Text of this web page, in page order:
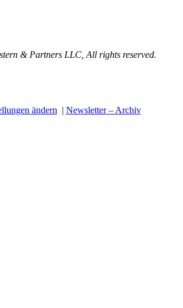
& Partners LLC, All rights reserved.
ändern | Newsletter – Archiv